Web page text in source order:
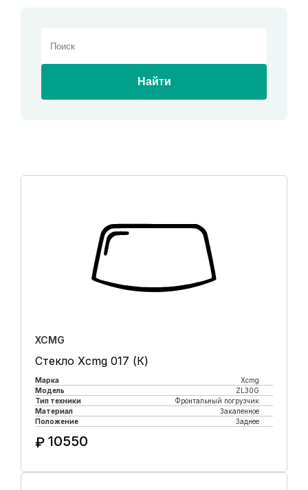
Найти
XCMG
Стекло Xcmg 017 (К)
Марка
Xcmg
Модель
ZL30G
Тип техники
Фронтальный погрузчик
Материал
Закаленное
Положение
Заднее
₽ 10550